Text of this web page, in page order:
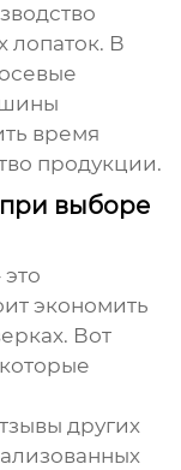
лопаток. В
время
продукции.
выборе
экономить
Вот
других